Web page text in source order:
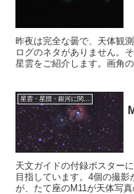
昨夜は完全な曇で、天体観
ログのネタがありません。
星雲をご紹介します。画角
天文ガイドの付録ポスター
目指しています。4個の撮
が、たて座のM11が天体写